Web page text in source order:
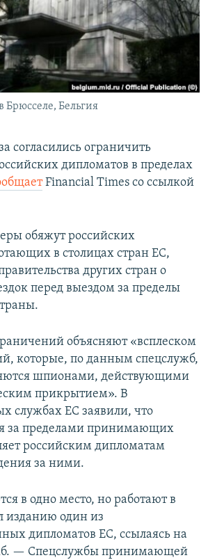
Брюсселе, Бельгия
согласились ограничить
дипломатов в пределах
Financial Times со ссылкой
обяжут российских
в столицах стран ЕС,
других стран о
перед выездом за пределы
объясняют «всплеском
которые, по данным спецслужб,
шпионами, действующими
прикрытием». В
службах ЕС заявили, что
за пределами принимающих
российским дипломатам
за ними.
в одно место, но работают в
изданию один из
дипломатов ЕС, ссылаясь на
— Спецслужбы принимающей